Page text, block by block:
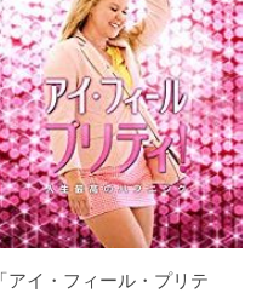
「アイ・フィール・プリテ